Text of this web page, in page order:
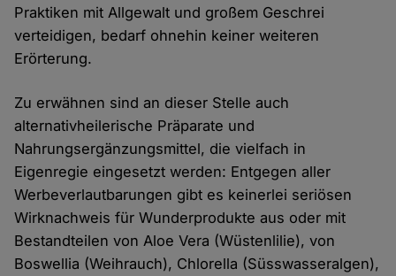
Praktiken mit Allgewalt und großem Geschrei
verteidigen, bedarf ohnehin keiner weiteren
Erörterung.
Zu erwähnen sind an dieser Stelle auch
alternativheilerische Präparate und
Nahrungsergänzungsmittel, die vielfach in
Eigenregie eingesetzt werden: Entgegen aller
Werbeverlautbarungen gibt es keinerlei seriösen
Wirknachweis für Wunderprodukte aus oder mit
Bestandteilen von Aloe Vera (Wüstenlilie), von
Boswellia (Weihrauch), Chlorella (Süsswasseralgen),